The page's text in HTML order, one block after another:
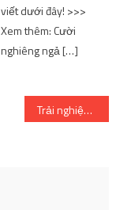
viết dưới đây! >>>
Xem thêm: Cười
nghiêng ngả […]
Trải nghiệm Kirby’s Dream Buffet – Lăn bất tận với quả bóng nhỏ